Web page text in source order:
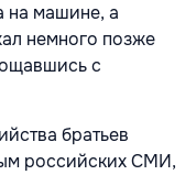
на машине, а
немного позже
с
братьев
российских СМИ,